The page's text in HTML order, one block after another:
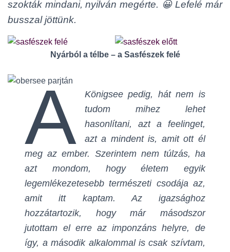
szokták mindani, nyilván megérte. 😀 Lefelé már
busszal jöttünk.
Nyárból a télbe – a Sasfészek felé
A
Königsee pedig, hát nem is
tudom mihez lehet
hasonlítani, azt a feelinget,
azt a mindent is, amit ott él
meg az ember. Szerintem nem túlzás, ha
azt mondom, hogy életem egyik
legemlékezetesebb természeti csodája az,
amit itt kaptam. Az igazsághoz
hozzátartozik, hogy már másodszor
jutottam el erre az imponzáns helyre, de
így, a második alkalommal is csak szívtam,